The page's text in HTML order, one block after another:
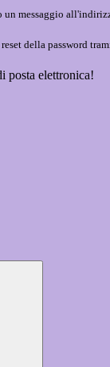
un messaggio
della password
posta elettronica!